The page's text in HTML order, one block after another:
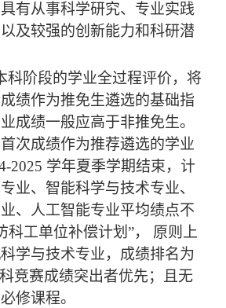
有从事科学研究、专业实践
及较强的创新能力和科研潜
科阶段的学业全过程评价，将
绩作为推免生遴选的基础指
成绩一般应高于非推免生。
次成绩作为推荐遴选的学业
2025 学年夏季学期结束，计
业、智能科学与技术专业、
、人工智能专业平均绩点不
科工单位补偿计划”， 原则上
学与技术专业，成绩排名为
竞赛成绩突出者优先；且无
修课程。